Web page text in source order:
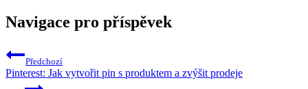
Navigace pro příspěvek
Předchozí
Pinterest: Jak vytvořit pin s produktem a zvýšit prodeje